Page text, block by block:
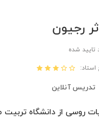
رجیون
تایید شده
تدریس آنلاین
روسی از دانشگاه